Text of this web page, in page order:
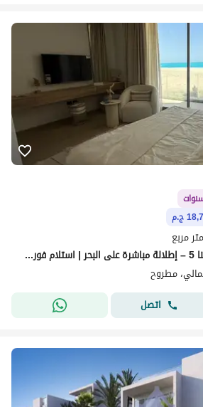
ج.م
تاون هاوس للبيع في مارينا 5 – إطلالة مباشرة على البحر | استلام فوري | تقسيط حتى 3 سنوات
مطروح
اتصل